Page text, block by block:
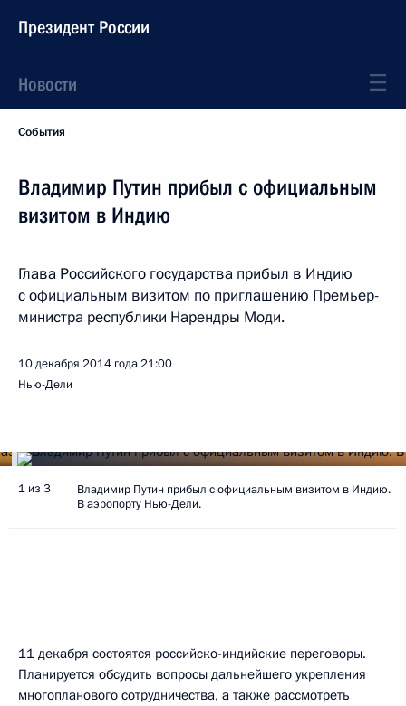
Президент России
Новости
События
Владимир Путин прибыл с официальным
визитом в Индию
Глава Российского государства прибыл в Индию
с официальным визитом по приглашению Премьер-
министра республики Нарендры Моди.
10 декабря 2014 года21:00
Нью-Дели
1 из 3
Владимир Путин прибыл с официальным визитом в Индию.
В аэропорту Нью-Дели.
11 декабря состоятся российско-индийские переговоры.
Планируется обсудить вопросы дальнейшего укрепления
многопланового сотрудничества, а также рассмотреть